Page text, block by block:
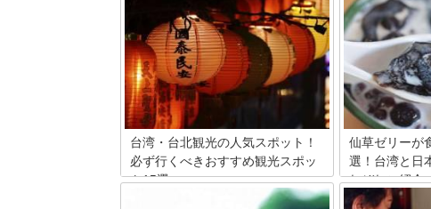
日本とはひと味違うディープな占いを体
験してみませんか？台北にある観光客で
も利用しやすく、クチコミでも評判の高
いお店を厳選して紹介します。
日本からほど近
北。アジア有数
トもたくさん。
ッシュしたい人
ます。そんな台
お土産をピック
台湾・台北観光の人気スポット！
必ず行くべきおすすめ観光スポッ
ト15選
日本からアクセスもしやすく、気軽に行
仙草ゼリーが
選！台湾と日
れぞれご紹介
日本で数年前か